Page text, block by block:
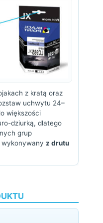
z kratą oraz
uchwytu 24–
większości
dziurką, dlatego
grup
z drutu